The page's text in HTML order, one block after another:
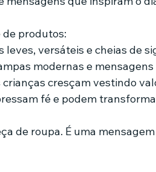
produtos:
versáteis e cheias de
modernas e
cresçam vestindo
fé e podem
de roupa. É uma